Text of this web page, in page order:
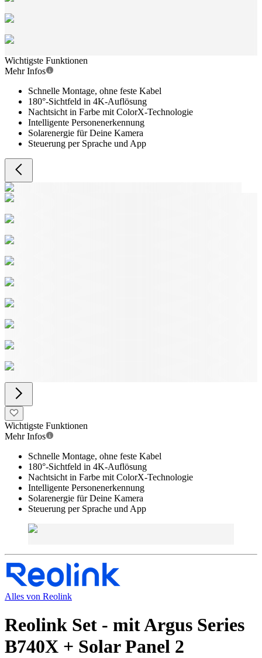
Wichtigste Funktionen
Mehr Infos
Schnelle Montage, ohne feste Kabel
180°-Sichtfeld in 4K-Auflösung
Nachtsicht in Farbe mit ColorX-Technologie
Intelligente Personenerkennung
Solarenergie für Deine Kamera
Steuerung per Sprache und App
Wichtigste Funktionen
Mehr Infos
Schnelle Montage, ohne feste Kabel
180°-Sichtfeld in 4K-Auflösung
Nachtsicht in Farbe mit ColorX-Technologie
Intelligente Personenerkennung
Solarenergie für Deine Kamera
Steuerung per Sprache und App
Alles von Reolink
Reolink Set - mit Argus Series
B740X + Solar Panel 2